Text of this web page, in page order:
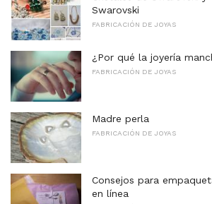
Swarovski
FABRICACIÓN DE JOYAS
¿Por qué la joyería
FABRICACIÓN DE JOYAS
Madre perla
FABRICACIÓN DE JOYAS
Consejos para
en línea